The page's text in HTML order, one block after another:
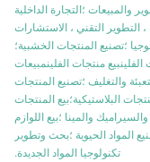
والمبيعات ؛التجارة الداخلية
، التطوير التقني ، الاستشارات
؛تصنيع المنتجات الخشبية؛
منتجات الفلينمبيعات
والتغليف ؛تصنيع المنتجات
البلاستيكية؛بيع المنتجات
والمينا ؛بيع اللوازم
المواد الحيوية ؛بحث وتطوير
تكنولوجيا المواد الجديدة.